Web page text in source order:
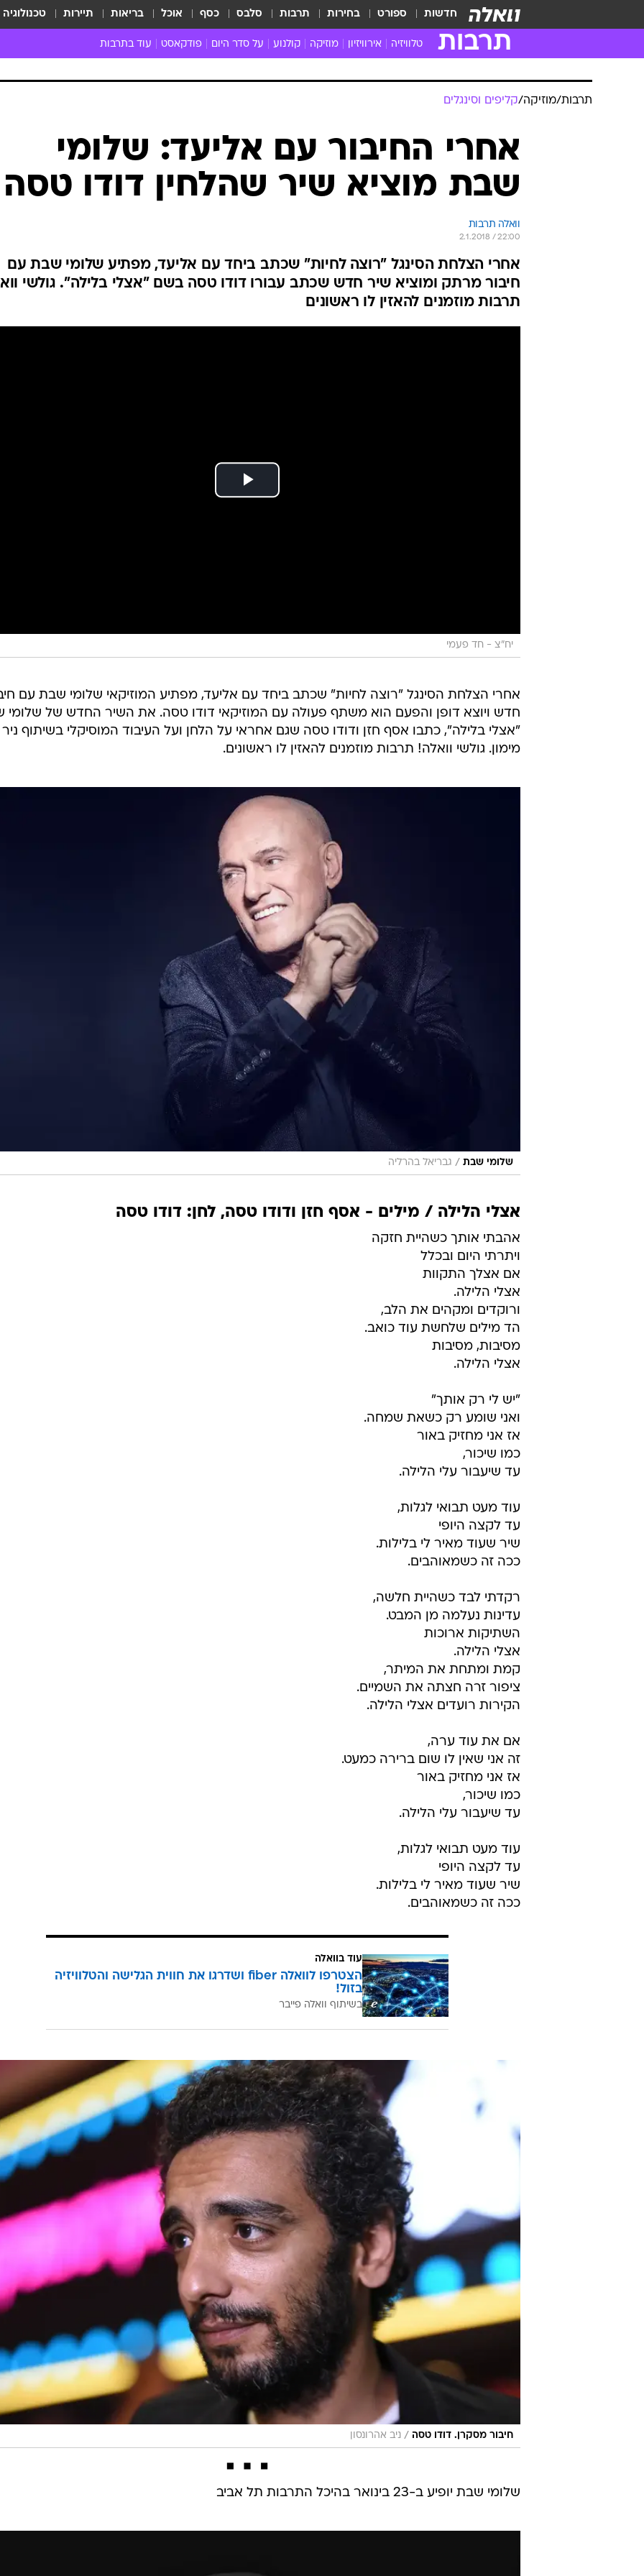
חדשות ספורט בחירות תרבות סלבס כסף אוכל בריאות תיירות טכנולוגיה
תרבות טלוויזיה
טלוויזיה מחו"ל
סדרות מומלצות
האח הגדול
אירוויזיון מוזיקה
קורדרוי
קליפים וסינגלים
הופעות חיות
קולנוע על סדר היום פודקאסט עוד בתרבות
הופעות חיות
חמש המלצות - ואזהרה
כל הכתבות
תרבות/מוזיקה/קליפים וסינגלים
אחרי החיבור עם אליעד: שלומי
שבת מוציא שיר שהלחין דודו טסה
וואלה תרבות
2.1.2018 / 22:00
אחרי הצלחת הסינגל "רוצה לחיות" שכתב ביחד עם אליעד, מפתיע שלומי שבת עם
חיבור מרתק ומוציא שיר חדש שכתב עבורו דודו טסה בשם "אצלי בלילה". גולשי
תרבות מוזמנים להאזין לו ראשונים
יח"צ - חד פעמי
אחרי הצלחת הסינגל "רוצה לחיות" שכתב ביחד עם אליעד, מפתיע המוזיקאי שלומי שבת עם
חדש ויוצא דופן והפעם הוא משתף פעולה עם המוזיקאי דודו טסה. את השיר החדש של שלומי
"אצלי בלילה", כתבו אסף חזן ודודו טסה שגם אחראי על הלחן ועל העיבוד המוסיקלי בשיתוף ניר
מימון. גולשי וואלה! תרבות מוזמנים להאזין לו ראשונים.
שלומי שבת / גבריאל בהרליה
אצלי הלילה / מילים - אסף חזן ודודו טסה, לחן: דודו טסה
אהבתי אותך כשהיית חזקה
ויתרתי היום ובכלל 
אם אצלך התקוות
אצלי הלילה.
ורוקדים ומקהים את הלב,
הד מילים שלחשת עוד כואב.
מסיבות, מסיבות
אצלי הלילה.
"יש לי רק אותך"
ואני שומע רק כשאת שמחה.
אז אני מחזיק באור
כמו שיכור,
עד שיעבור עלי הלילה.
עוד מעט תבואי לגלות,
עד לקצה היופי
שיר שעוד מאיר לי בלילות.
ככה זה כשמאוהבים.
רקדתי לבד כשהיית חלשה,
עדינות נעלמה מן המבט.
השתיקות ארוכות
אצלי הלילה.
קמת ומתחת את המיתר,
ציפור זרה חצתה את השמיים.
הקירות רועדים אצלי הלילה.
אם את עוד ערה,
זה אני שאין לו שום ברירה כמעט.
אז אני מחזיק באור
כמו שיכור,
עד שיעבור עלי הלילה.
עוד מעט תבואי לגלות,
עד לקצה היופי
שיר שעוד מאיר לי בלילות.
ככה זה כשמאוהבים.
עוד בוואלה
הצטרפו לוואלה fiber ושדרגו את חווית הגלישה והטלוויזיה
בזול!
בשיתוף וואלה פייבר
חיבור מסקרן. דודו טסה / ניב אהרונסון
שלומי שבת יופיע ב-23 בינואר בהיכל התרבות תל אביב